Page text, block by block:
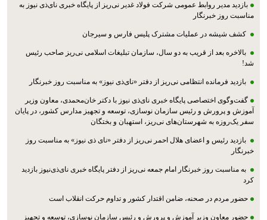
بازدید مدیر روابط عمومی شرکت فولاد غدیر نی‌ریز از پایگاه خبری نای‌ذی نیوز به
مناسبت روز خبرنگار
کشف شیشه در عملیات مشترک پليس فارس و سیرجان
بالاخره بعد از قریب به دو سال، سازمان تبلیغات اسلامی نی‌ریز صاحب رئیس
شد!
بازدید فرمانده انتظامی نی‌ریز از دفتر «نای‌ذی نیوز» به مناسبت روز خبرنگار
گفت‌وگوی اختصاصی پایگاه خبری نای‌ذی نیوز با دکتر خان‌محمدی، معاون وزیر
آموزش و پرورش و رئیس سازمان نوسازی، توسعه و تجهیز مدارس کشور، در پایان
سفر یک‌روزه به شهرستان‌های نی‌ریز، استهبان و بختگان
بازدید رئیس و اعضای هلال احمر نی‌ریز از دفتر «نای ذی نیوز» به مناسبت روز
خبرنگار
به مناسبت روز خبرنگار امام جمعه نی‌ریز از دفتر پایگاه خبری نای‌ذی‌نیوز بازدید
کرد
حضور مردم در صحنه، ضامن اقتدار کشور و تداوم حرکت انقلاب است
حضور معاون وزیر آموزش و پرورش و رئیس سازمان نوسازی، توسعه و تجهیز